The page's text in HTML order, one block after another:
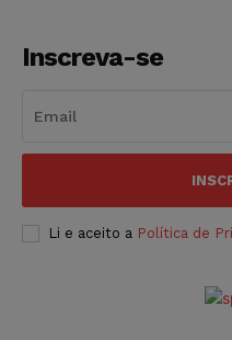
Inscreva-se
Li e aceito a Política de